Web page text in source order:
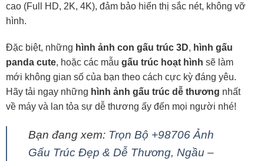
cao (Full HD, 2K, 4K), đảm bảo hiển thị sắc nét, không vỡ
hình.
Đặc biệt, những hình ảnh con gấu trúc 3D, hình gấu
panda cute, hoặc các mẫu gấu trúc hoạt hình sẽ làm
mới không gian số của bạn theo cách cực kỳ đáng yêu.
Hãy tải ngay những hình ảnh gấu trúc dễ thương nhất
về máy và lan tỏa sự dễ thương ấy đến mọi người nhé!
Bạn đang xem: Trọn Bộ +98706 Ảnh
Gấu Trúc Đẹp & Dễ Thương, Ngầu –